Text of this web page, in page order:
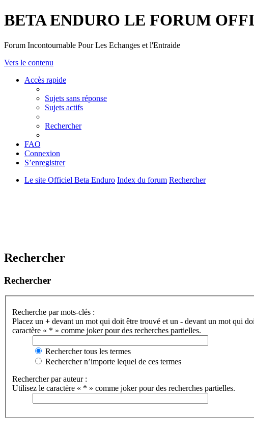
BETA ENDURO LE FORUM
Forum Incontournable Pour Les Echanges et l'Entraide
Vers le contenu
Accès rapide
Sujets sans réponse
Sujets actifs
Rechercher
FAQ
Connexion
S’enregistrer
Le site Officiel Beta Enduro Index du forum Rechercher
Rechercher
Rechercher
Recherche par mots-clés :
Placez un + devant un mot qui doit être trouvé et un - devant un mot qui
caractère « * » comme joker pour des recherches partielles.
Rechercher tous les termes
Rechercher n’importe lequel de ces termes
Rechercher par auteur :
Utilisez le caractère « * » comme joker pour des recherches partielles.